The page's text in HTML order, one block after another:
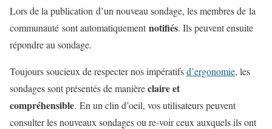
Lors de la publication d’un nouveau sondage, les membres de la
communauté sont automatiquementnotifiés. Ils peuvent ensuite
répondre au sondage.
Toujours soucieux de respecter nos impératifsd’ergonomie, les
sondages sont présentés de manièreclaire et
compréhensible. En un clin d’oeil, vos utilisateurs peuvent
consulter les nouveaux sondages ou re-voir ceux auxquels ils ont